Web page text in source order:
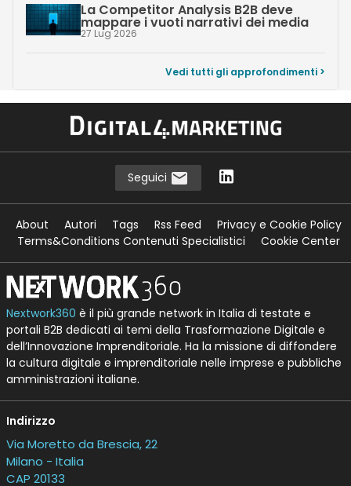
La Competitor Analysis B2B deve
mappare i vuoti narrativi dei media
27 Lug 2026
Vedi tutti gli approfondimenti >
Seguici
About Autori Tags Rss Feed
Privacy e Cookie Policy
Terms&Conditions Contenuti Specialistici
Cookie Center
Nextwork360 è il più grande network in Italia di testate e
portali B2B dedicati ai temi della Trasformazione Digitale e
dell’Innovazione Imprenditoriale. Ha la missione di diffondere
la cultura digitale e imprenditoriale nelle imprese e pubbliche
amministrazioni italiane.
Indirizzo
Via Moretto da Brescia, 22
Milano - Italia
CAP 20133